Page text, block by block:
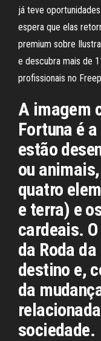
já teve
espera que elas
premium sobre
e descubra mais de
profissionais no
A imagem
Fortuna é
estão
ou
quatro
e terra) e
cardeais.
da Roda
destino e,
da
sociedade.